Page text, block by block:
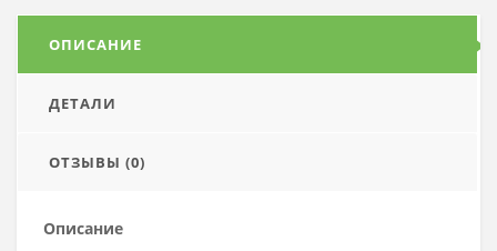
ОПИСАНИЕ
ДЕТАЛИ
ОТЗЫВЫ (0)
Описание